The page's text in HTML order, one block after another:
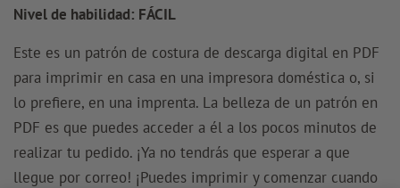
Nivel de habilidad: FÁCIL
Este es un patrón de costura de descarga digital en PDF
para imprimir en casa en una impresora doméstica o, si
lo prefiere, en una imprenta. La belleza de un patrón en
PDF es que puedes acceder a él a los pocos minutos de
realizar tu pedido. ¡Ya no tendrás que esperar a que
llegue por correo! ¡Puedes imprimir y comenzar cuando